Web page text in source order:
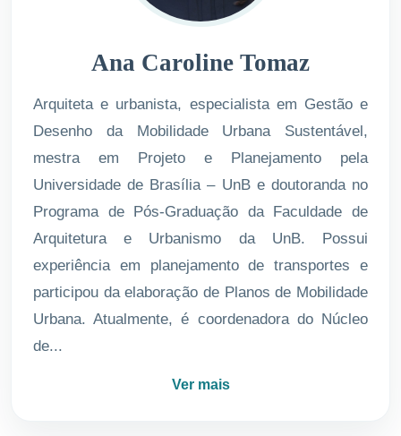
Ana Caroline Tomaz
Arquiteta e urbanista, especialista em Gestão e
Desenho da Mobilidade Urbana Sustentável,
mestra em Projeto e Planejamento pela
Universidade de Brasília – UnB e doutoranda no
Programa de Pós-Graduação da Faculdade de
Arquitetura e Urbanismo da UnB. Possui
experiência em planejamento de transportes e
participou da elaboração de Planos de Mobilidade
Urbana. Atualmente, é coordenadora do Núcleo
de...
Ver mais